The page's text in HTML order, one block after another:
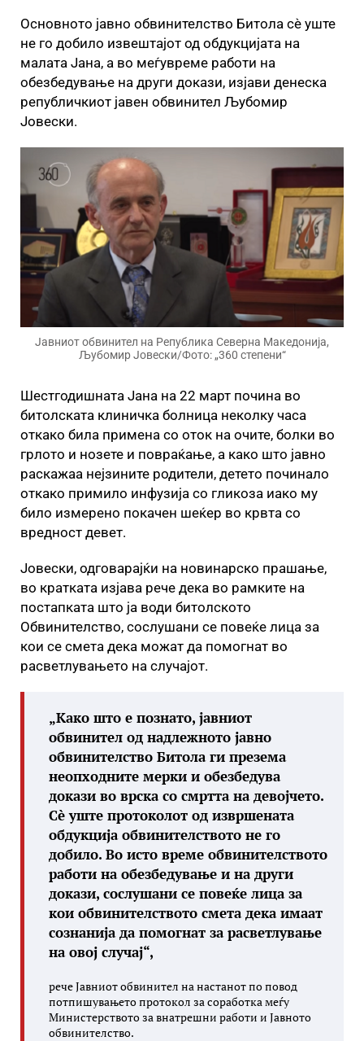
Основното јавно обвинителство Битола сè уште
не го добило извештајот од обдукцијата на
малата Јана, а во меѓувреме работи на
обезбедување на други докази, изјави денеска
републичкиот јавен обвинител Љубомир
Јовески.
Јавниот обвинител на Република Северна Македонија,
Љубомир Јовески/Фото: „360 степени“
Шестгодишната Јана на 22 март почина во
битолската клиничка болница неколку часа
откако била примена со оток на очите, болки во
грлото и нозете и повраќање, а како што јавно
раскажаа нејзините родители, детето починало
откако примило инфузија со гликоза иако му
било измерено покачен шеќер во крвта со
вредност девет.
Јовески, одговарајќи на новинарско прашање,
во кратката изјава рече дека во рамките на
постапката што ја води битолското
Обвинителство, сослушани се повеќе лица за
кои се смета дека можат да помогнат во
расветлувањето на случајот.
„Како што е познато, јавниот
обвинител од надлежното јавно
обвинителство Битола ги презема
неопходните мерки и обезбедува
докази во врска со смртта на девојчето.
Сè уште протоколот од извршената
обдукција обвинителството не го
добило. Во исто време обвинителството
работи на обезбедување и на други
докази, сослушани се повеќе лица за
кои обвинителството смета дека имаат
сознанија да помогнат за расветлување
на овој случај“,
рече Јавниот обвинител на настанот по повод
потпишувањето протокол за соработка меѓу
Министерството за внатрешни работи и Јавното
обвинителство.